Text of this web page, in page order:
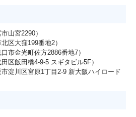
山宮2290）
区大窪199番地2）
市金光町佐方2886番地7）
区飯田橋4-9-5 スギタビル5F）
淀川区宮原1丁目2-9 新大阪ハイロード